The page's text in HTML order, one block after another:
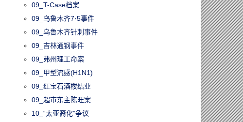
09_T-Case档案
09_乌鲁木齐7·5事件
09_乌鲁木齐针刺事件
09_吉林通钢事件
09_弗州理工命案
09_甲型流感(H1N1)
09_红宝石酒楼结业
09_超市东主陈旺案
10_“太亚裔化”争议